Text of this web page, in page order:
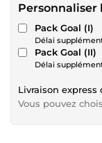
Personnaliser
Pack Goal (I)
Délai
Pack Goal (II)
Délai
Livraison
Vous pouvez